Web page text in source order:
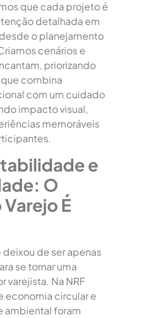
que cada projeto é
detalhada em
o planejamento
cenários e
priorizando
combina
com um cuidado
impacto visual,
memoráveis
e
O
É
de ser apenas
se tornar uma
varejista. Na NRF
economia circular e
ambiental foram